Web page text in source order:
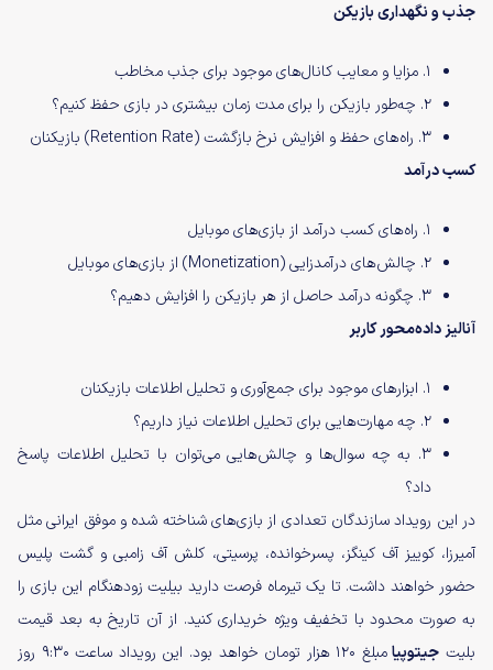
جذب و نگهداری بازیکن
۱. مزایا و معایب کانال‌های موجود برای جذب مخاطب
۲. چه‌طور بازیکن را برای مدت زمان بیشتری در بازی حفظ کنیم؟
۳. راه‌های حفظ و افزایش نرخ بازگشت (Retention Rate) بازیکنان
کسب درآمد
۱. راه‌های کسب درآمد از بازی‌های موبایل
۲. چالش‌های درآمدزایی (Monetization) از بازی‌های موبایل
۳. چگونه درآمد حاصل از هر بازیکن را افزایش دهیم؟
آنالیز داده‌محور کاربر
۱. ابزار‌های موجود برای جمع‌آوری و تحلیل اطلاعات بازیکنان
۲. چه مهارت‌هایی برای تحلیل اطلاعات نیاز داریم؟
۳. به چه سوال‌ها و چالش‌هایی می‌توان با تحلیل اطلاعات پاسخ
داد؟
در این رویداد سازندگان تعدادی از بازی‌های شناخته شده و موفق ایرانی مثل
آمیرزا، کوییز آف کینگز، پسرخوانده، پرسیتی، کلش‌ آف زامبی و گشت پلیس
حضور خواهند داشت. تا یک تیرماه فرصت دارید بیلیت زودهنگام این بازی را
به صورت محدود با تخفیف ویژه خریداری کنید. از آن تاریخ به بعد قیمت
بلیت جیتوپیا
مبلغ ۱۲۰ هزار تومان خواهد بود. این رویداد ساعت ۹:۳۰ روز